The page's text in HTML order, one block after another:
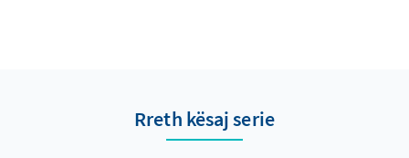
Rreth kësaj serie